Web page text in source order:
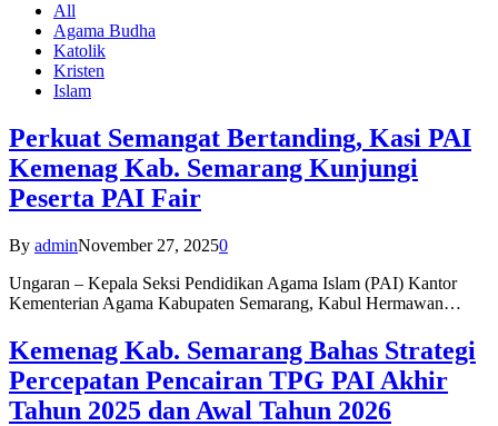
All
Agama Budha
Katolik
Kristen
Islam
Perkuat Semangat Bertanding, Kasi PAI
Kemenag Kab. Semarang Kunjungi
Peserta PAI Fair
By adminNovember 27, 20250
Ungaran – Kepala Seksi Pendidikan Agama Islam (PAI) Kantor
Kementerian Agama Kabupaten Semarang, Kabul Hermawan…
Kemenag Kab. Semarang Bahas Strategi
Percepatan Pencairan TPG PAI Akhir
Tahun 2025 dan Awal Tahun 2026